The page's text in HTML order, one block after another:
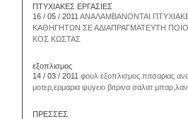
ΠΤΥΧΙΑΚΕΣ ΕΡΓΑΣΙΕΣ
16 / 05 / 2011 ΑΝΑΛΑΜΒΑΝΟΝΤΑΙ
ΚΑΘΗΓΗΤΩΝ ΣΕ ΑΔΙΑΠΡΑΓΜΑΤΕΥΤΗ
KΟΣ ΚΩΣΤΑΣ
εξοπλισμος
14 / 03 / 2011 φουλ εξοπλισμος πιτσαριας
μοτερ,ερμαρια ψυγειο βιτρινα σαλατ
ΠΡΕΣΣΕΣ